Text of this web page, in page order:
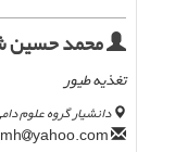
محمد حسین
تغذیه طیور
دانشیار گروه علوم
yahoo.com